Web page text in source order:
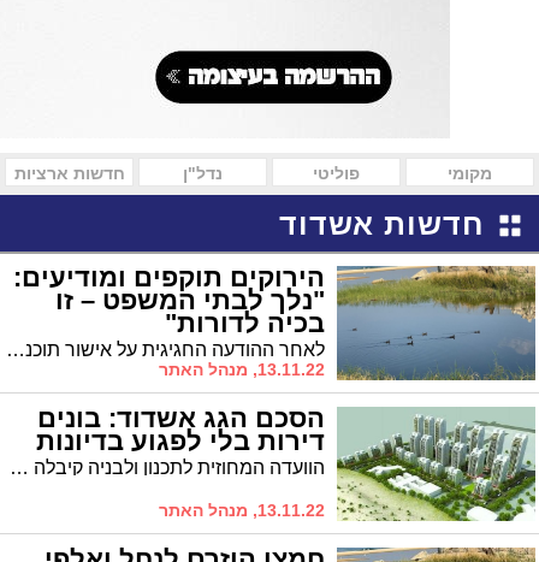
מקומי פוליטי נדל"ן חדשות ארציות
חדשות אשדוד
הירוקים תוקפים ומודיעים:
"נלך לבתי המשפט – זו
בכיה לדורות"
לאחר ההודעה החגיגית על אישור תוכניות הבניה על הדיונה בוועדה המחוזית, מודיעים 'הירוקים' כי לא מדובר בסוף פסוק. "נתנגד ל'קו האורבני ונדרוש את החלופה"
13.11.22, מנהל האתר
הסכם הגג אשדוד: בונים
דירות בלי לפגוע בדיונות
הוועדה המחוזית לתכנון ולבניה קיבלה את עמדת עיריית אשדוד לצאת לתכנון הרבעים הדרומיים תוך שימור הדיונה כשמורת טבע
13.11.22, מנהל האתר